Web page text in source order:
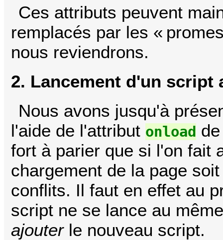
Ces attributs peuvent
remplacés par les «
nous reviendrons.
2. Lancement d'un script
Nous avons jusqu'à
l'aide de l'attribut onload
fort à parier que si l'on fait
chargement de la page
conflits. Il faut en effet au
script ne se lance au
ajouterle nouveau script.